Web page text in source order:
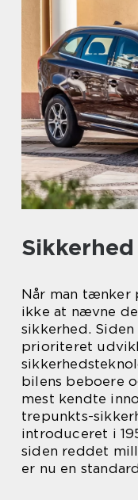
Når man tænker
ikke at nævne
sikkerhed.
prioriteret
bilens beboere
mest kendte
trepunkts-
introduceret i
siden reddet
er nu en